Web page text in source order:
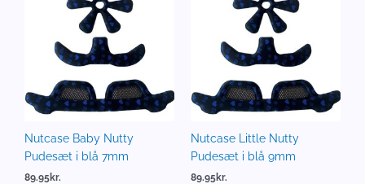
Nutcase Baby Nutty
Pudesæt i blå 7mm
89.95kr.
Nutcase Little Nutty
Pudesæt i blå 9mm
89.95kr.